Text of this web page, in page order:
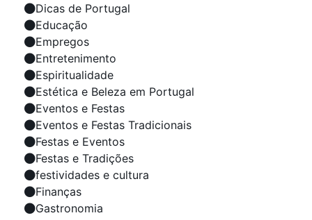
Dicas de Portugal
Educação
Empregos
Entretenimento
Espiritualidade
Estética e Beleza em Portugal
Eventos e Festas
Eventos e Festas Tradicionais
Festas e Eventos
Festas e Tradições
festividades e cultura
Finanças
Gastronomia